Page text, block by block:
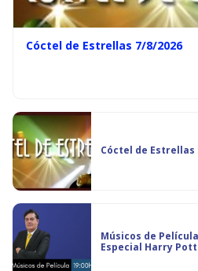
Cóctel de Estrellas 7/8/2026
Cóctel de Estrellas
Músicos de
Especial Harry